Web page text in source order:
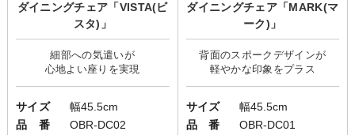
ダイニングチェア「VISTA(ビ
スタ)」
細部への気遣いが
サイズ
幅45.5cm
品 番
OBR-DC02
ダイニングチェア「MARK(マ
ーク)」
背面のスポークデザインが
サイズ
幅45.5cm
品 番
OBR-DC01